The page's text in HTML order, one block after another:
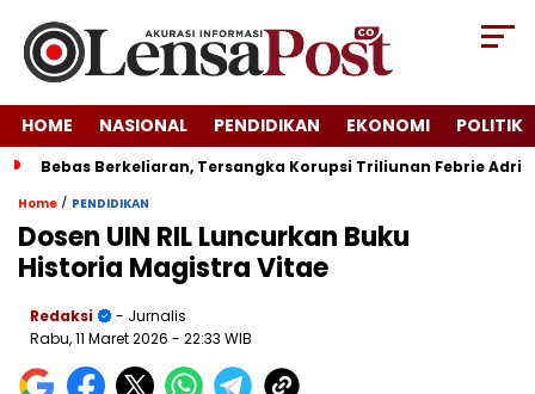
HOME NASIONAL PENDIDIKAN EKONOMI POLITIK
Bebas Berkeliaran, Tersangka Korupsi Triliunan Febrie
Home / PENDIDIKAN
Dosen UIN RIL Luncurkan Buku
Historia Magistra Vitae
Redaksi
- Jurnalis
Rabu, 11 Maret 2026 - 22:33 WIB